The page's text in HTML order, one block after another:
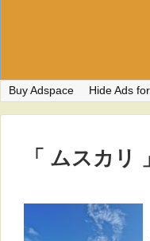
Buy Adspace Hide Ads
「 ムスカリ